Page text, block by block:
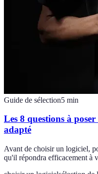
Guide de sélection5 min
Les 8 questions à
adapté
Avant de choisir un logiciel,
qu'il répondra efficacement à